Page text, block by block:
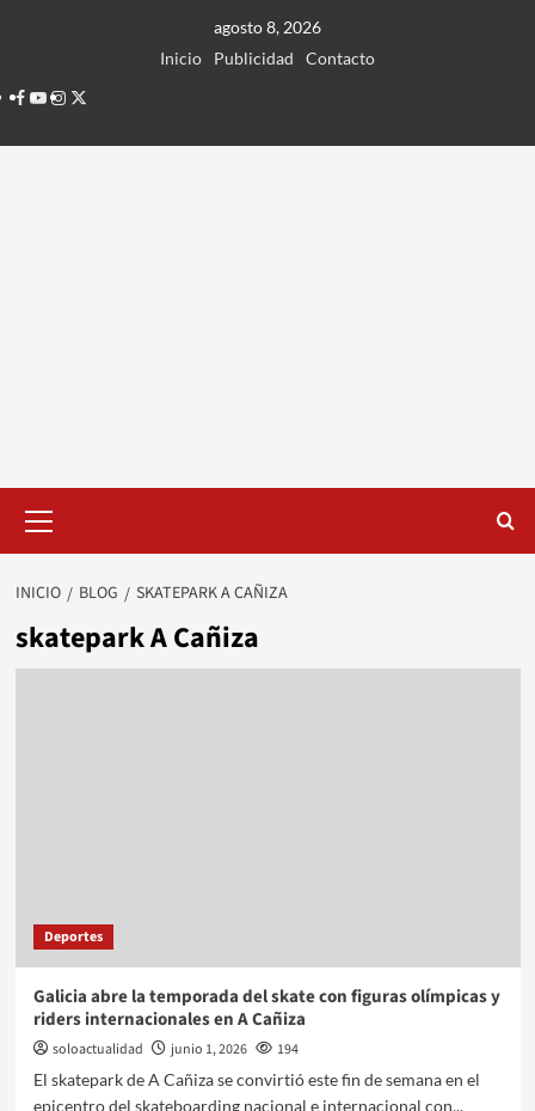
agosto 8, 2026
Inicio
Publicidad
Contacto
Facebook
Youtube
Instagram
Twitter
principal
INICIO BLOG SKATEPARK A CAÑIZA
skatepark A Cañiza
Deportes
Galicia abre la temporada del skate con figuras olímpicas y
riders internacionales en A Cañiza
soloactualidad junio 1, 2026
194
El skatepark de A Cañiza se convirtió este fin de semana en el
epicentro del skateboarding nacional e internacional con...